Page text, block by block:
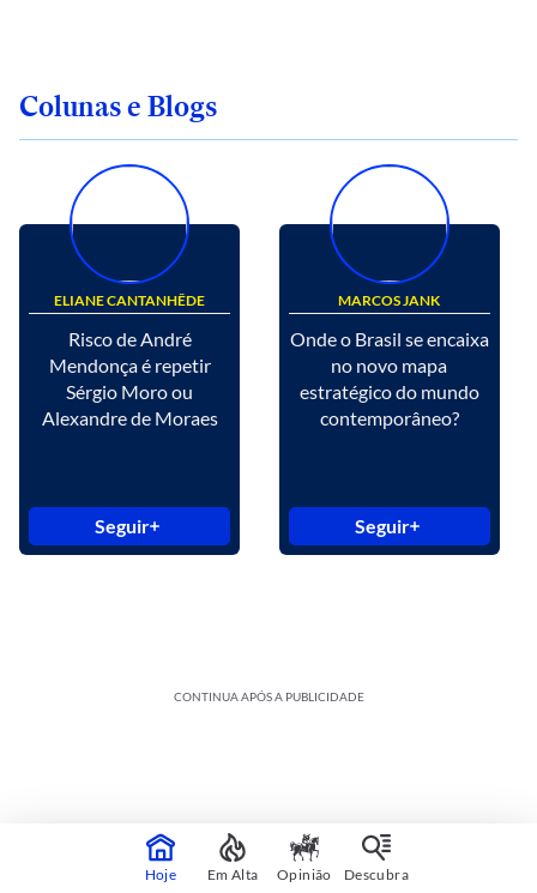
Colunas e Blogs
ELIANE CANTANHÊDE
Risco de André
Mendonça é repetir
Sérgio Moro ou
Alexandre de Moraes
Seguir
MARCOS JANK
Onde o Brasil se encaixa
no novo mapa
estratégico do mundo
contemporâneo?
Seguir
CONTINUA APÓS A PUBLICIDADE
Hoje Em Alta Opinião Descubra